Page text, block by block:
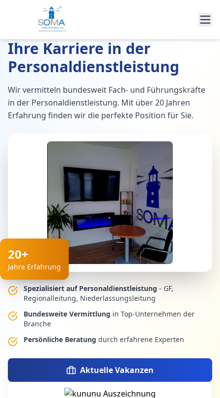
Ihre Karriere in der
Personaldienstleistung
Wir vermitteln bundesweit Fach- und Führungskräfte
in der Personaldienstleistung. Mit über 20 Jahren
Erfahrung finden wir die perfekte Position für Sie.
20+
Jahre Erfahrung
Spezialisiert auf Personaldienstleistung - GF,
Regionalleitung, Niederlassungsleitung
Bundesweite Vermittlung in Top-Unternehmen der
Branche
Persönliche Beratung durch erfahrene Experten
Aktuelle Vakanzen